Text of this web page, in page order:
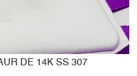
DE 14K SS 307